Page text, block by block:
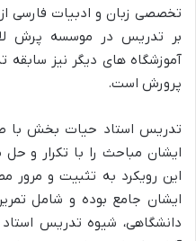
تخصصی زبان و ادبیات فارسی
بر تدریس در موسسه پرش
آموزشگاه های دیگر نیز
پرورش است.
تدریس استاد حیات بخش با
ایشان مباحث را با تکرار و
این رویکرد به تثبیت و مرور
ایشان جامع بوده و شامل
دانشگاهی، شیوه تدریس